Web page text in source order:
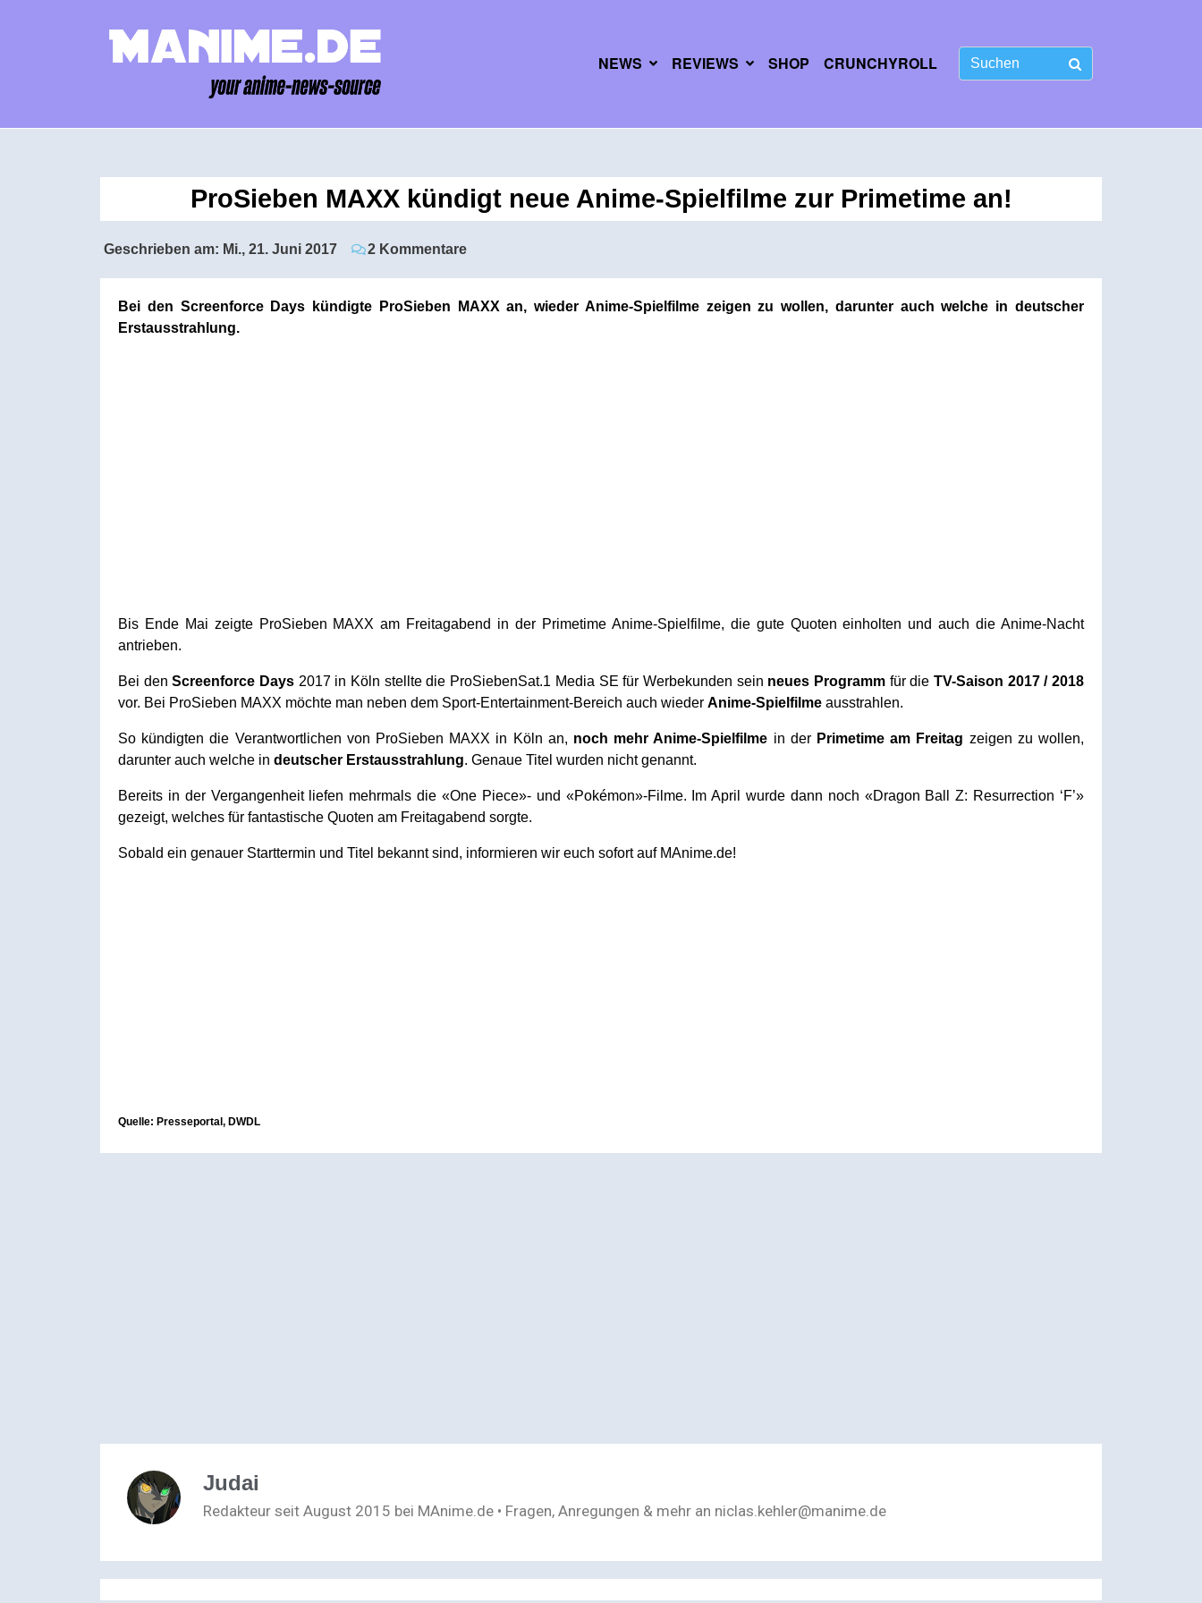
NEWS REVIEWS SHOP CRUNCHYROLL
ProSieben MAXX kündigt neue Anime-Spielfilme zur Primetime an!
Geschrieben am: Mi., 21. Juni 2017 2 Kommentare
Bei den Screenforce Days kündigte ProSieben MAXX an, wieder Anime-Spielfilme zeigen zu wollen, darunter auch welche in deutscher
Erstausstrahlung.
Bis Ende Mai zeigte ProSieben MAXX am Freitagabend in der Primetime Anime-Spielfilme, die gute Quoten einholten und auch die Anime-Nacht
antrieben.
Bei denScreenforce Days 2017 in Köln stellte die ProSiebenSat.1 Media SE für Werbekunden sein neues Programmfür die TV-Saison 2017 / 2018
vor. Bei ProSieben MAXX möchte man neben dem Sport-Entertainment-Bereich auch wieder Anime-Spielfilme ausstrahlen.
So kündigten die Verantwortlichen von ProSieben MAXX in Köln an, noch mehr Anime-Spielfilme in der Primetime am Freitag zeigen zu wollen,
darunter auch welche in deutscher Erstausstrahlung. Genaue Titel wurden nicht genannt.
Bereits in der Vergangenheit liefen mehrmals die «One Piece»- und «Pokémon»-Filme. Im April wurde dann noch «Dragon Ball Z: Resurrection ‘F’»
gezeigt, welches für fantastische Quoten am Freitagabend sorgte.
Sobald ein genauer Starttermin und Titel bekannt sind, informieren wir euch sofort auf MAnime.de!
Quelle: Presseportal, DWDL
Judai
Redakteur seit August 2015 bei MAnime.de • Fragen, Anregungen & mehr an niclas.kehler@manime.de